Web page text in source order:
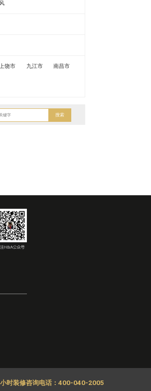
饶市 九江市 南昌市
搜索
时装修咨询电话：400-040-2005